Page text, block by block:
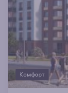
Комфорт